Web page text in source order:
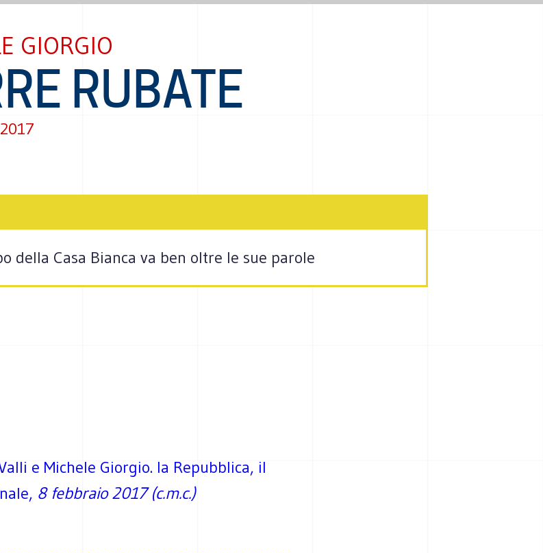
GIORGIO
RUBATE
della Casa Bianca va ben oltre le sue parole
e Michele Giorgio. la Repubblica, il
8 febbraio 2017 (c.m.c.)